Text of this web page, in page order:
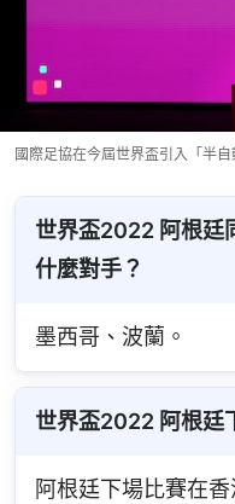
國際足協在今屆世界盃引入「半
世界盃2022 阿根廷
什麼對手？
墨西哥、波蘭。
世界盃2022 阿根廷
阿根廷下場比賽在